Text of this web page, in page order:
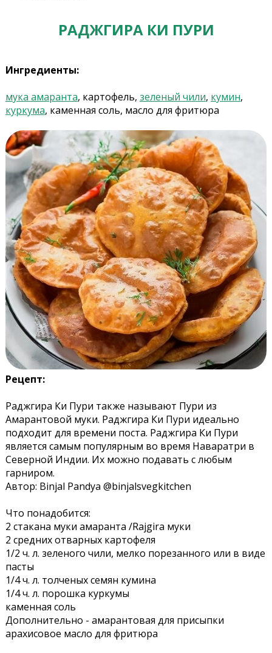
РАДЖГИРА КИ ПУРИ
Ингредиенты:
мука амаранта, картофель, зеленый чили, кумин,
куркума, каменная соль, масло для фритюра
Рецепт:
Раджгира Ки Пури также называют Пури из
Амарантовой муки. Раджгира Ки Пури идеально
подходит для времени поста. Раджгира Ки Пури
является самым популярным во время Наваратри в
Северной Индии. Их можно подавать с любым
гарниром.
Автор: Binjal Pandya @binjalsvegkitchen
Что понадобится:
2 стакана муки амаранта /Rajgira муки
2 средних отварных картофеля
1/2 ч. л. зеленого чили, мелко порезанного или в виде
пасты
1/4 ч. л. толченых семян кумина
1/4 ч. л. порошка куркумы
каменная соль
Дополнительно - амарантовая для присыпки
арахисовое масло для фритюра